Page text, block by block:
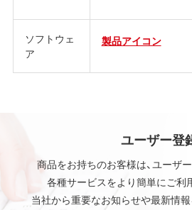
ソフトウェ
ア
製品アイコン
ユーザー登
商品をお持ちのお客様は、ユーザ
各種サービスをより簡単にご利
当社から重要なお知らせや最新情報